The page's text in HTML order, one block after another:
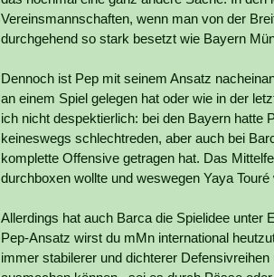
Vereinsmannschaften, wenn man von der
durchgehend so stark besetzt wie Bayern
Dennoch ist Pep mit seinem Ansatz
an einem Spiel gelegen hat oder wie in der
ich nicht despektierlich: bei den Bayern
keineswegs schlechtreden, aber auch bei
komplette Offensive getragen hat. Das
durchboxen wollte und weswegen Yaya
Allerdings hat auch Barca die Spielidee unter
Pep-Ansatz wirst du mMn international
immer stabilerer und dichterer